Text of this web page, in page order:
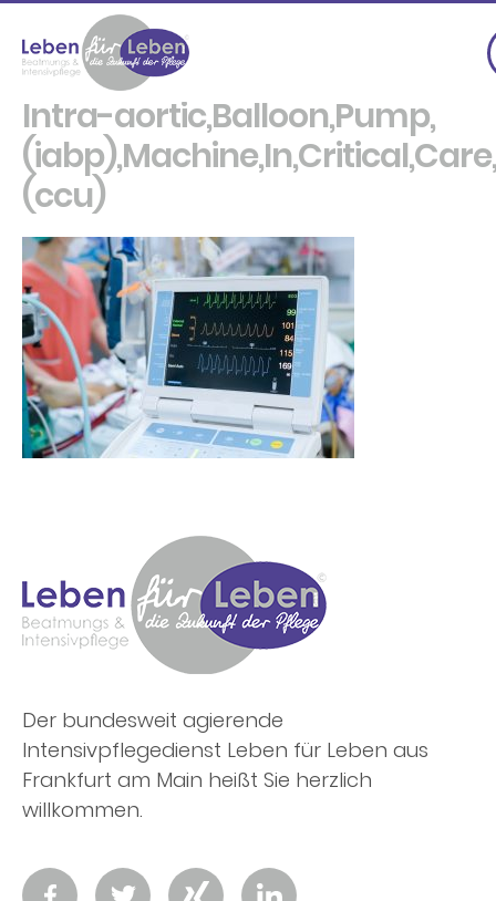
Intra-aortic,Balloon,Pump,
(ccu)
Der bundesweit agierende
Intensivpflegedienst Leben für Leben aus
Frankfurt am Main heißt Sie herzlich
willkommen.